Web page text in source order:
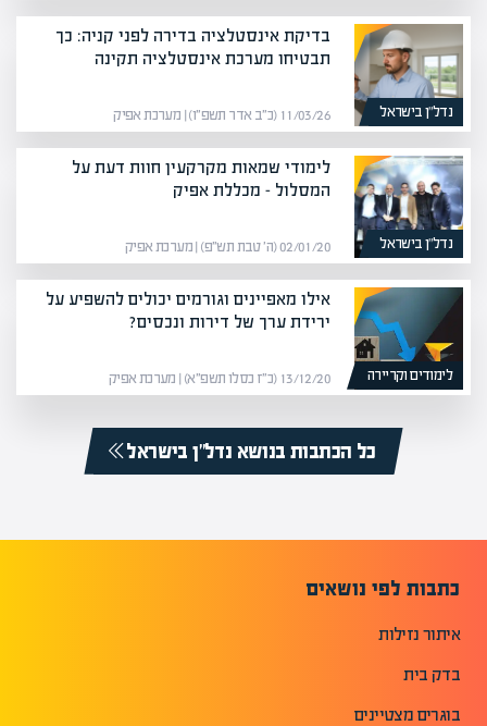
נדל”ן בישראל
בדיקת אינסטלציה בדירה לפני קניה: כך
תבטיחו מערכת אינסטלציה תקינה
11/03/26 (כ״ב אדר תשפ״ו) | מערכת אפיק
נדל”ן בישראל
לימודי שמאות מקרקעין חוות דעת על
המסלול – מכללת אפיק
02/01/20 (ה׳ טבת תש״פ) | מערכת אפיק
לימודים וקריירה
אילו מאפיינים וגורמים יכולים להשפיע על
ירידת ערך של דירות ונכסים?
13/12/20 (כ״ז כסלו תשפ״א) | מערכת אפיק
כל הכתבות בנושא נדל”ן בישראל
כתבות לפי נושאים
איתור נזילות
בדק בית
בוגרים מצטיינים